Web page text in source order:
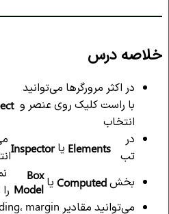
خلاصه درس
در اکثر مرورگرها می‌توانید
با راست کلیک روی عنصر و
انتخاب
در
تب
Elements یاInspector
بخش Computed یاBox
Model